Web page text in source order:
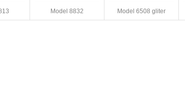
Model 8832 Model 6508 gliter